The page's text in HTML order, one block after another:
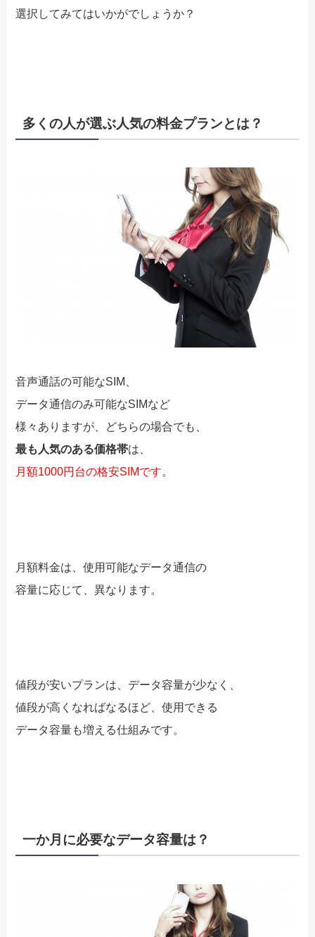
選択してみてはいかがでしょうか？
多くの人が選ぶ人気の料金プランとは？
音声通話の可能なSIM、
データ通信のみ可能なSIMなど
様々ありますが、どちらの場合でも、
最も人気のある価格帯は、
月額1000円台の格安SIMです。
月額料金は、使用可能なデータ通信の
容量に応じて、異なります。
値段が安いプランは、データ容量が少なく、
値段が高くなればなるほど、使用できる
データ容量も増える仕組みです。
一か月に必要なデータ容量は？